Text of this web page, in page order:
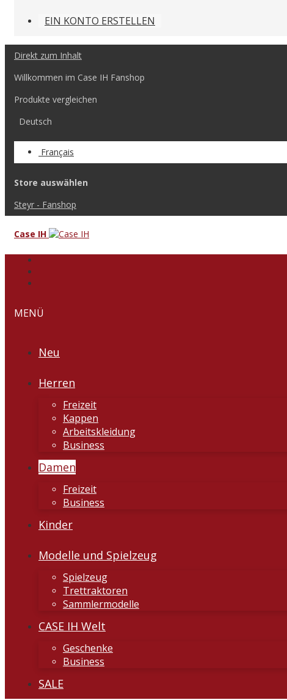
EIN KONTO ERSTELLEN
Direkt zum Inhalt
Willkommen im Case IH Fanshop
Produkte vergleichen
Deutsch
Français
Store auswählen
Steyr - Fanshop
Case IH
MENÜ
Neu
Herren
Freizeit
Kappen
Arbeitskleidung
Business
Damen
Freizeit
Business
Kinder
Modelle und Spielzeug
Spielzeug
Trettraktoren
Sammlermodelle
CASE IH Welt
Geschenke
Business
SALE